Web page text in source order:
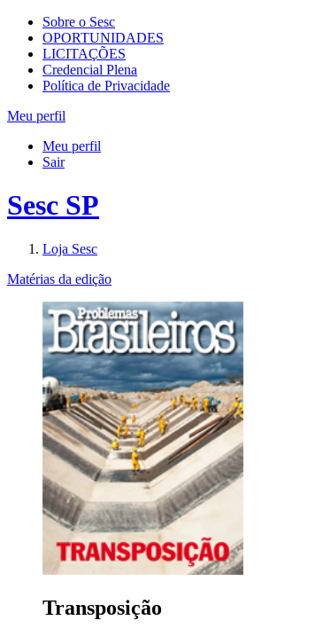
Sobre o Sesc
OPORTUNIDADES
LICITAÇÕES
Credencial Plena
Política de Privacidade
Meu perfil
Meu perfil
Sair
Sesc SP
Loja Sesc
Matérias da edição
Transposição